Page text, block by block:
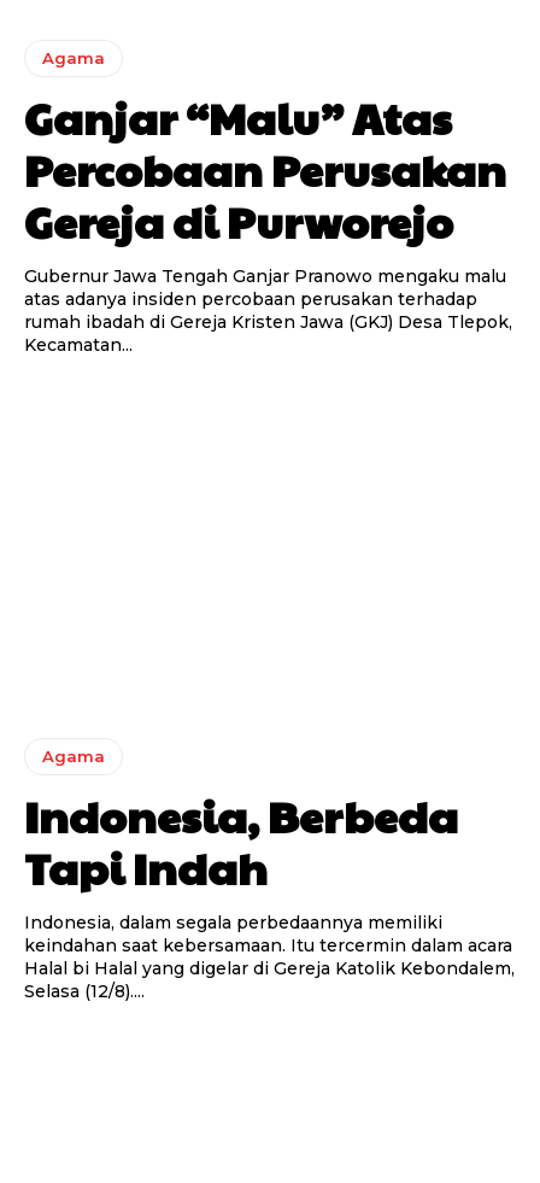
Agama
Ganjar “Malu” Atas
Percobaan Perusakan
Gereja di Purworejo
Gubernur Jawa Tengah Ganjar Pranowo mengaku malu
atas adanya insiden percobaan perusakan terhadap
rumah ibadah di Gereja Kristen Jawa (GKJ) Desa Tlepok,
Kecamatan...
Agama
Indonesia, Berbeda
Tapi Indah
Indonesia, dalam segala perbedaannya memiliki
keindahan saat kebersamaan. Itu tercermin dalam acara
Halal bi Halal yang digelar di Gereja Katolik Kebondalem,
Selasa (12/8)....